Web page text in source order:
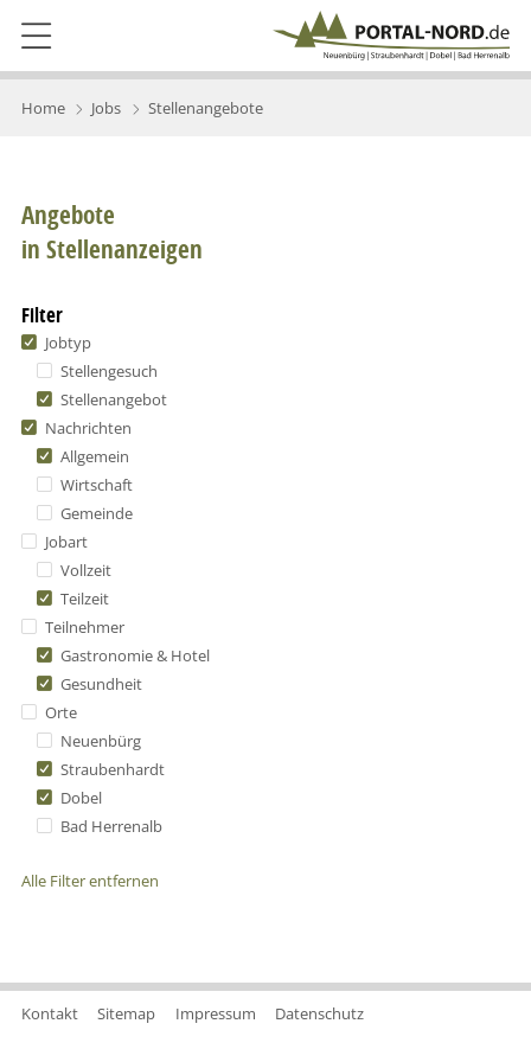
Home Jobs Stellenangebote
Angebote
in Stellenanzeigen
Filter
Jobtyp
Stellengesuch
Stellenangebot
Nachrichten
Allgemein
Wirtschaft
Gemeinde
Jobart
Vollzeit
Teilzeit
Teilnehmer
Gastronomie & Hotel
Gesundheit
Orte
Neuenbürg
Straubenhardt
Dobel
Bad Herrenalb
Alle Filter entfernen
Kontakt Sitemap Impressum Datenschutz